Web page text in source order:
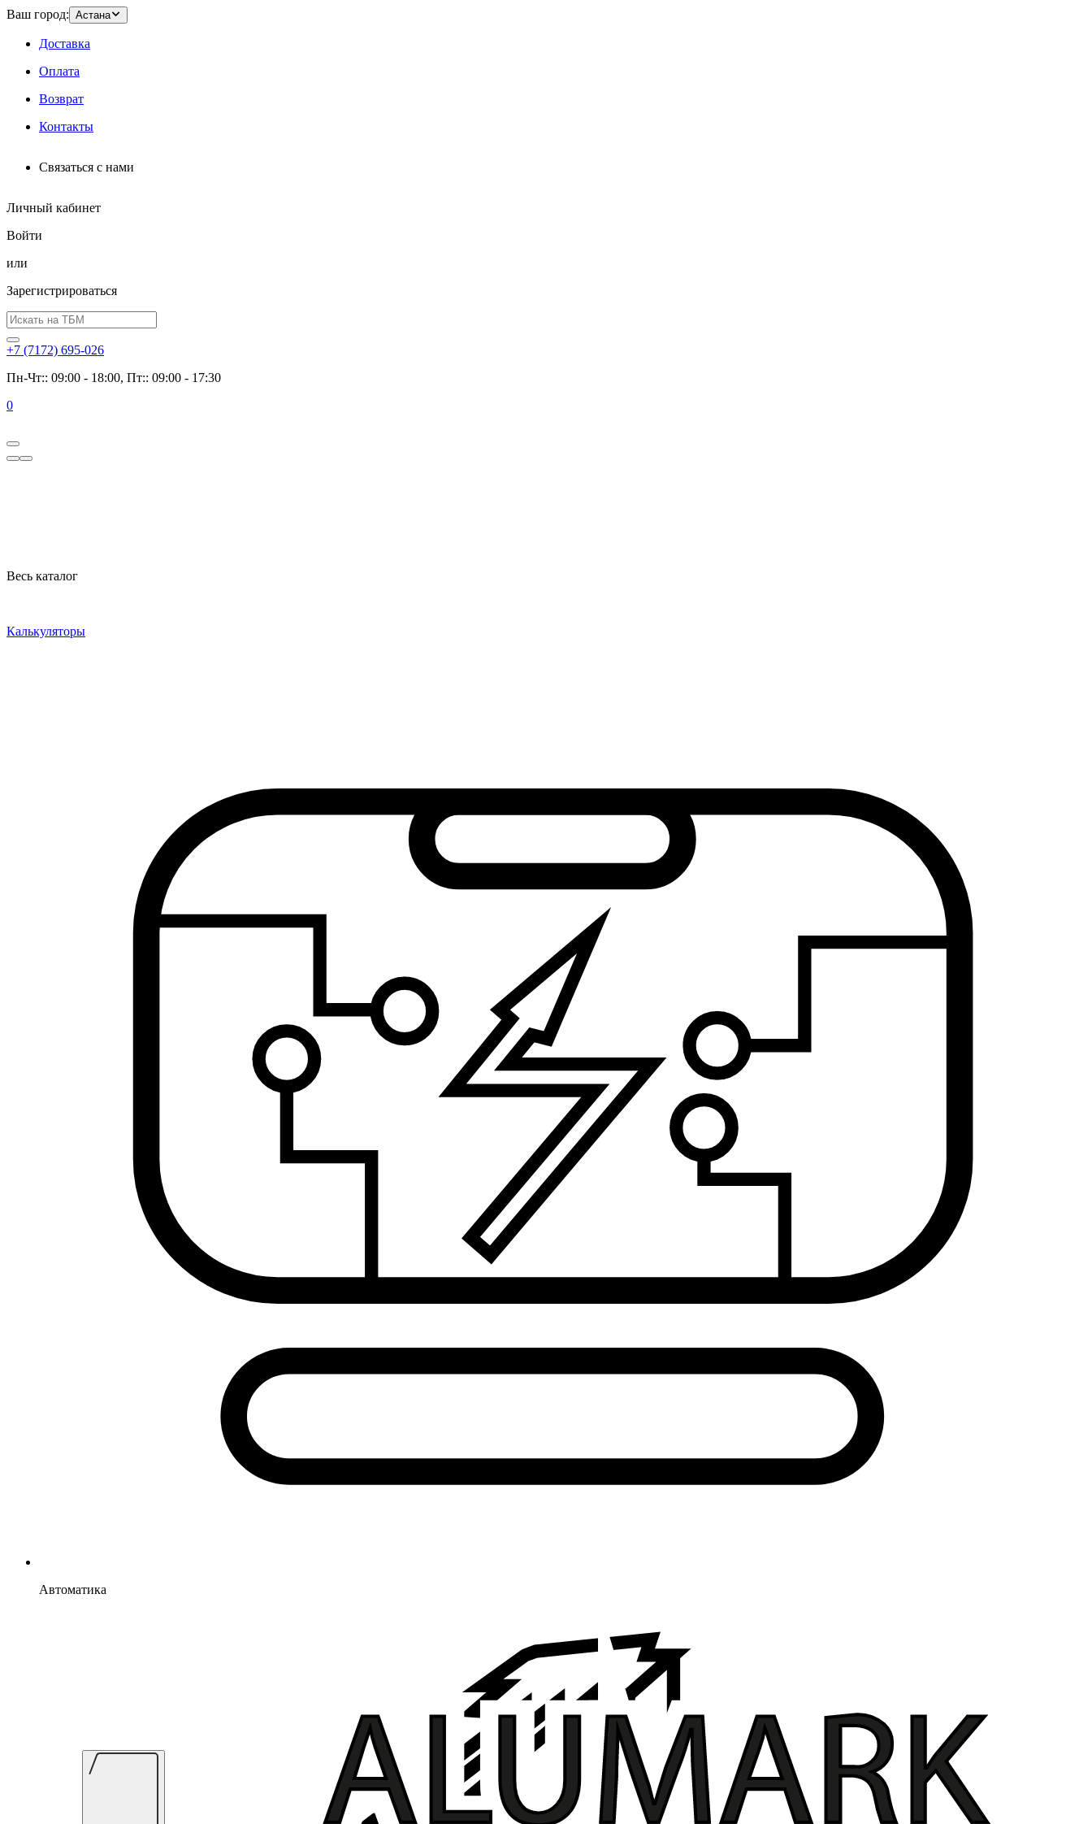
Ваш город: Астана
Доставка
Оплата
Возврат
Контакты
Связаться с нами
Личный кабинет
Войти
или
Зарегистрироваться
+7 (7172) 695-026
Пн-Чт:: 09:00 - 18:00, Пт:: 09:00 - 17:30
0
Весь каталог
Калькуляторы
Автоматика